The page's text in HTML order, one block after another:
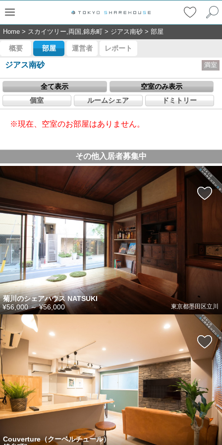
Home > スカイツリー,両国,錦糸町 > ジアス南砂 > 部屋
概要 部屋 運営者 レポート
ジアス南砂 満室
全て表示
空室のみ表示
個室
ルームシェア ドミトリー
※現在、空室のお部屋はありません。
その他入居者募集中
菊川のシェアハウス NATSUKI
東京都墨田区立川
¥56,000～¥56,000
Couverture（クーベルチュール）